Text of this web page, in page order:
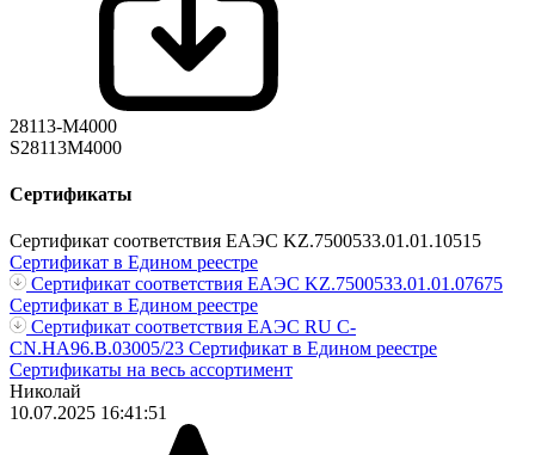
28113-M4000
S28113M4000
Сертификаты
Сертификат соответствия ЕАЭС KZ.7500533.01.01.10515
Сертификат в Едином реестре
Сертификат соответствия ЕАЭС KZ.7500533.01.01.07675
Сертификат в Едином реестре
Сертификат соответствия ЕАЭС RU С-
CN.НА96.В.03005/23 Сертификат в Едином реестре
Сертификаты на весь ассортимент
Николай
10.07.2025 16:41:51